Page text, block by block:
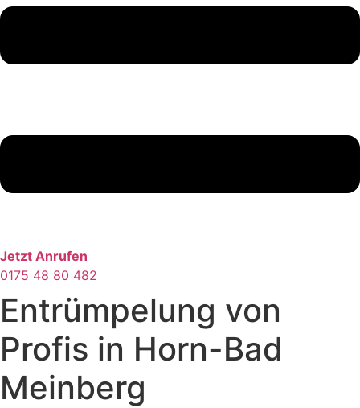
Jetzt Anrufen
0175 48 80 482
Entrümpelung von
Profis in Horn-Bad
Meinberg